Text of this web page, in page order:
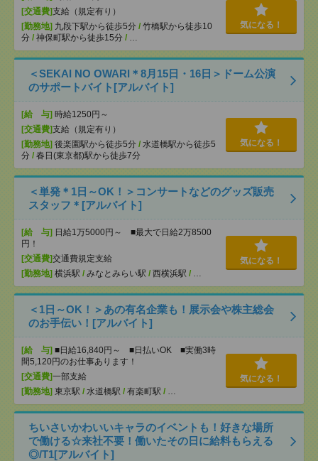
[交通費]支給（規定有り）
[勤務地] 九段下駅から徒歩5分 / 竹橋駅から徒歩10
分 / 神保町駅から徒歩15分 / …
気になる！
＜SEKAI NO OWARI＊8月15日・16日＞ドーム公演
のサポートバイト[アルバイト]
[給 与] 時給1250円～
[交通費]支給（規定有り）
[勤務地] 後楽園駅から徒歩5分 / 水道橋駅から徒歩5
分 / 春日(東京都)駅から徒歩7分
気になる！
＜単発＊1日～OK！＞コンサートなどのグッズ販売
スタッフ＊[アルバイト]
[給 与] 日給1万5000円～ ■最大で日給2万8500
円！
[交通費]交通費規定支給
[勤務地] 横浜駅 / みなとみらい駅 / 西横浜駅 / …
気になる！
＜1日～OK！＞あの有名企業も！展示会や株主総会
のお手伝い！[アルバイト]
[給 与] ■日給16,840円～ ■日払いOK ■実働3時
間5,120円のお仕事あります！
[交通費]一部支給
[勤務地] 東京駅 / 水道橋駅 / 有楽町駅 / …
気になる！
ちいさいかわいいキャラのイベントも！好きな場所
で働ける☆来社不要！働いたその日に給料もらえる
◎/T1[アルバイト]